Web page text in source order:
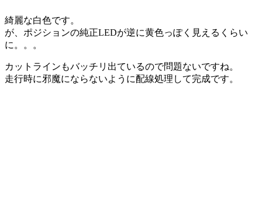
綺麗な白色です。
が、ポジションの純正LEDが逆に黄色っぽく見えるくらい
に。。。
カットラインもバッチリ出ているので問題ないですね。
走行時に邪魔にならないように配線処理して完成です。